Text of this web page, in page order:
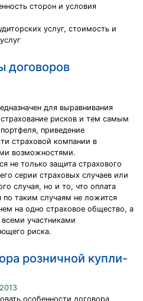
сторон и условия
услуг, стоимость и
договоров
для выравнивания
рисков и тем самым
приведение
страховой компании в
возможностями.
не только защита страхового
серии страховых случаев или
случая, но и то, что оплата
таким случаям не ложится
на одно страховое общество, а
участниками
риска.
розничной купли-
особенности договора